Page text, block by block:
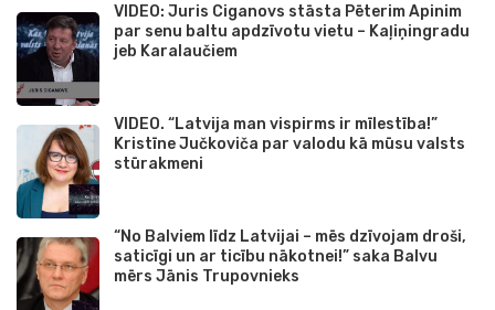
VIDEO: Juris Ciganovs stāsta Pēterim Apinim
par senu baltu apdzīvotu vietu – Kaļiņingradu
jeb Karalaučiem
VIDEO. “Latvija man vispirms ir mīlestība!”
Kristīne Jučkoviča par valodu kā mūsu valsts
stūrakmeni
“No Balviem līdz Latvijai – mēs dzīvojam droši,
saticīgi un ar ticību nākotnei!” saka Balvu
mērs Jānis Trupovnieks